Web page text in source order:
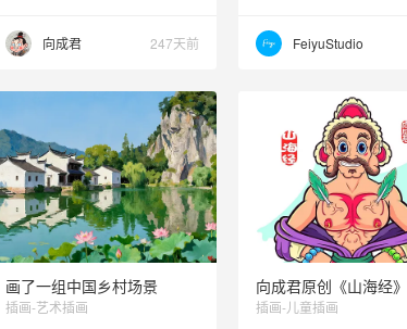
向成君 247天前 FeiyuStudio
画了一组中国乡村场景
插画-艺术插画 插画-儿童插画